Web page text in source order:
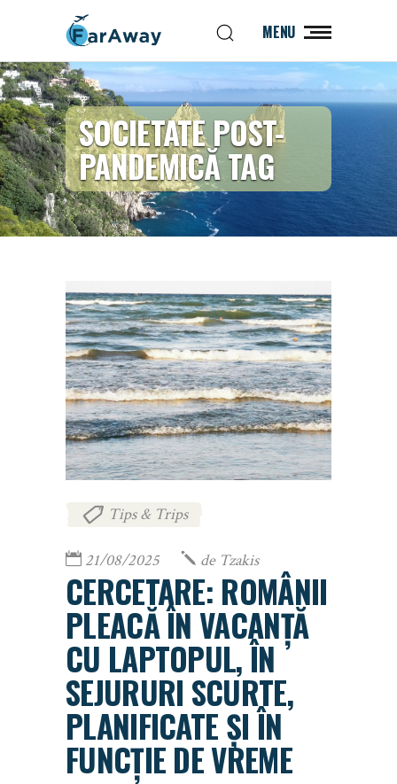
MENU
SOCIETATE POST-
PANDEMICĂ TAG
Tips & Trips
21/08/2025 de Tzakis
CERCETARE: ROMÂNII
PLEACĂ ÎN VACANȚĂ
CU LAPTOPUL, ÎN
SEJURURI SCURTE,
PLANIFICATE ȘI ÎN
FUNCȚIE DE VREME